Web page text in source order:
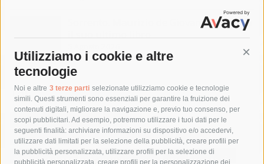
Utilizziamo i cookie e altre
tecnologie
Noi e altre 3 terze parti selezionate utilizziamo cookie e tecnologie
simili. Questi strumenti sono essenziali per garantire la fruizione dei
contenuti digitali, migliorare la navigazione e, previo tuo consenso, per
scopi pubblicitari. Ad esempio, potremmo utilizzare i tuoi dati per le
seguenti finalità: archiviare informazioni su dispositivo e/o accedervi,
utilizzare dati limitati per la selezione della pubblicità, creare profili per
la pubblicità personalizzata, utilizzare profili per la selezione di
pubblicità personalizzata, creare profili per la personalizzazione dei
Sorrento. Maurizio de Giovanni presenta
il suo ultimo libro
Tag
acqua allerta meteo
anas
area marina protetta di punta campanella
arresto
Asl Napoli 3 sud
capitaneria di porto capri
carabinieri